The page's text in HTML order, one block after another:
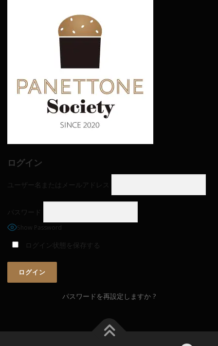
ログイン
ユーザー名またはメールアドレス
パスワード
Show Password
ログイン状態を保存する
パスワードを再設定しますか ?